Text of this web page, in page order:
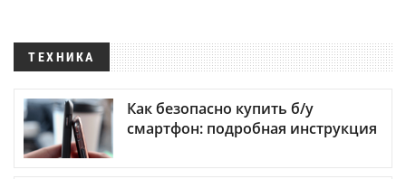
ТЕХНИКА
Как безопасно купить б/у
смартфон: подробная инструкция